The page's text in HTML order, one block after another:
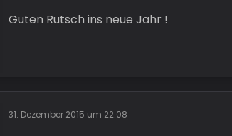
Guten Rutsch ins neue Jahr !
31. Dezember 2015 um 22:08